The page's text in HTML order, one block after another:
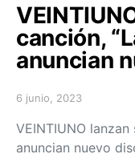
canción,
anuncian
Posted on
6 junio, 2023
VEINTIUNO lanzan
anuncian nuevo